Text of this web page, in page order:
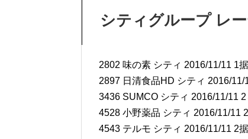
シティグループ レ
2802 味の素 シティ 2016/11/11 1
2897 日清食品HD シティ 2016/11/
3436 SUMCO シティ 2016/11/11
4528 小野薬品 シティ 2016/11/11
4543 テルモ シティ 2016/11/11 2